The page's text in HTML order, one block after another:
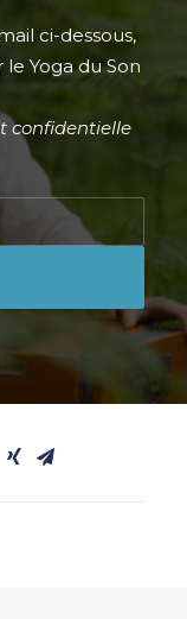
ci-dessous,
Yoga du Son
confidentielle